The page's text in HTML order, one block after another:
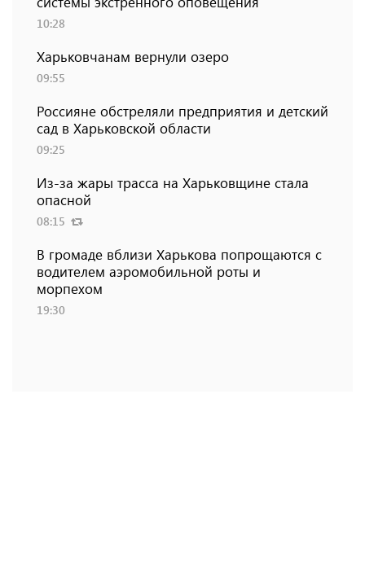
10:28
Харьковчанам вернули озеро
09:55
Россияне обстреляли предприятия и детский
сад в Харьковской области
09:25
Из-за жары трасса на Харьковщине стала
опасной
08:15
В громаде вблизи Харькова попрощаются с
водителем аэромобильной роты и
морпехом
19:30